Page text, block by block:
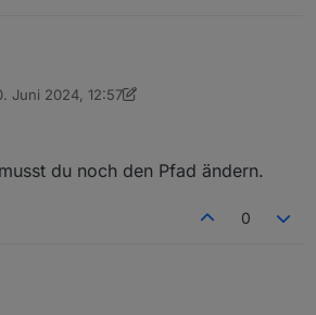
das Hausverbrauchsscript mal wieder
der vom Hausverbrauchsscript
auch überflüssig und kann gelöscht
Juni 2024, 12:57
von ArnoD
du noch den Pfad ändern.
0